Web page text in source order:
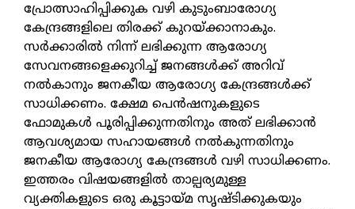
പ്രോത്സാഹിപ്പിക്കുക വഴി കുടുംബാരോഗ്യ
കേന്ദ്രങ്ങളിലെ തിരക്ക് കുറയ്ക്കാനാകും.
സര്‍ക്കാരില്‍ നിന്ന് ലഭിക്കുന്ന ആരോഗ്യ
സേവനങ്ങളെക്കുറിച്ച് ജനങ്ങള്‍ക്ക് അറിവ്
നല്‍കാനും ജനകീയ ആരോഗ്യ കേന്ദ്രങ്ങള്‍ക്ക്
സാധിക്കണം. ക്ഷേമ പെന്‍ഷനുകളുടെ
ഫോമുകള്‍ പൂരിപ്പിക്കുന്നതിനും അത് ലഭിക്കാന്‍
ആവശ്യമായ സഹായങ്ങള്‍ നല്‍കുന്നതിനും
ജനകീയ ആരോഗ്യ കേന്ദ്രങ്ങള്‍ വഴി സാധിക്കണം.
ഇത്തരം വിഷയങ്ങളില്‍ താല്പര്യമുള്ള
വ്യക്തികളുടെ ഒരു കൂട്ടായ്മ സൃഷ്ടിക്കുകയും